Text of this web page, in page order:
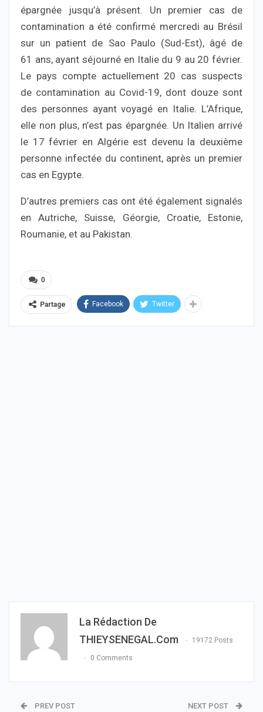
épargnée jusqu’à présent. Un premier cas de
contamination a été confirmé mercredi au Brésil
sur un patient de Sao Paulo (Sud-Est), âgé de
61 ans, ayant séjourné en Italie du 9 au 20 février.
Le pays compte actuellement 20 cas suspects
de contamination au Covid-19, dont douze sont
des personnes ayant voyagé en Italie. L’Afrique,
elle non plus, n’est pas épargnée. Un Italien arrivé
le 17 février en Algérie est devenu la deuxième
personne infectée du continent, après un premier
cas en Egypte.
D’autres premiers cas ont été également signalés
en Autriche, Suisse, Géorgie, Croatie, Estonie,
Roumanie, et au Pakistan.
0
Partage Facebook Twitter
La Rédaction De
THIEYSENEGAL.com
19172 Posts
0 Comments
PREV POST NEXT POST